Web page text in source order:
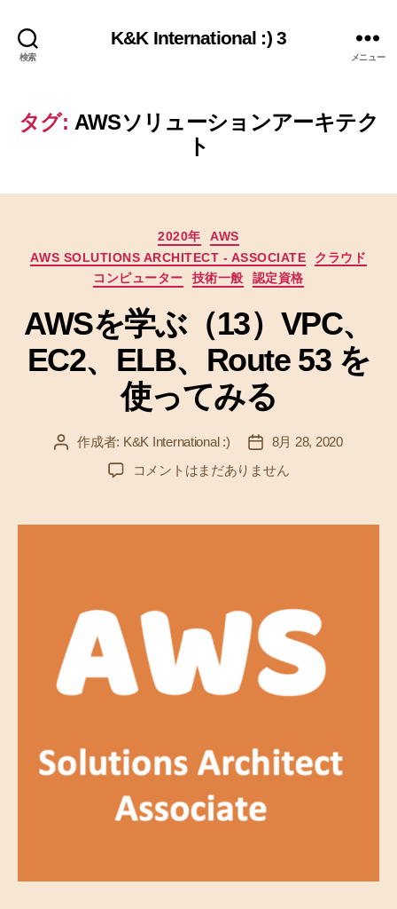
検索
K&K International :) 3
メニュー
タグ: AWSソリューションアーキテク
ト
カ
テ
ゴ
リ
ー
2020年
AWS
AWS SOLUTIONS ARCHITECT - ASSOCIATE
クラウド
コンピューター
技術一般 認定資格
AWSを学ぶ（13）VPC、
EC2、ELB、Route 53 を
使ってみる
投 作成者: K&K International :)
投
稿
日
8月 28, 2020
A
を
）
V
P
C
、
E
、
コメントはまだありません